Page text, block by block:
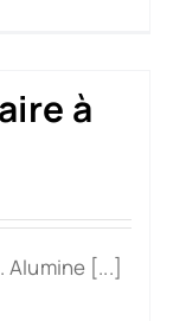
à
Alumine [...]